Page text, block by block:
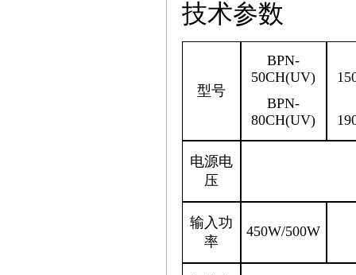
技术参数
型号
BPN-
50CH(UV)
BPN-
80CH(UV)
电源电
压
输入功
率
450W/500W